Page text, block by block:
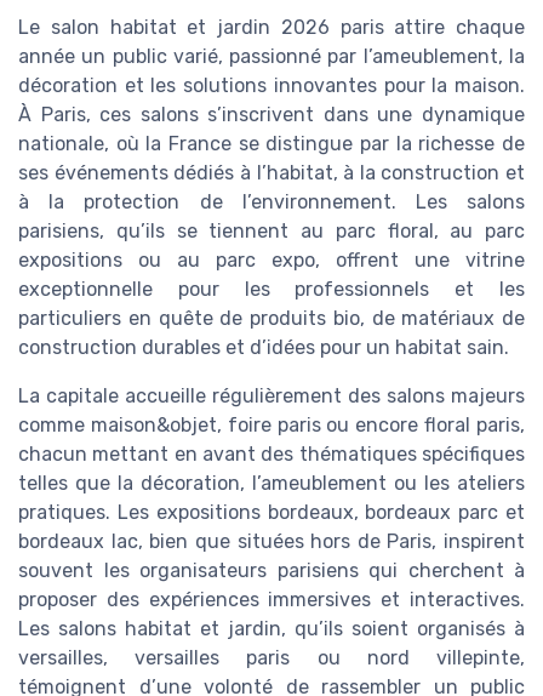
Le salon habitat et jardin 2026 paris attire chaque
année un public varié, passionné par l’ameublement, la
décoration et les solutions innovantes pour la maison.
À Paris, ces salons s’inscrivent dans une dynamique
nationale, où la France se distingue par la richesse de
ses événements dédiés à l’habitat, à la construction et
à la protection de l’environnement. Les salons
parisiens, qu’ils se tiennent au parc floral, au parc
expositions ou au parc expo, offrent une vitrine
exceptionnelle pour les professionnels et les
particuliers en quête de produits bio, de matériaux de
construction durables et d’idées pour un habitat sain.
La capitale accueille régulièrement des salons majeurs
comme maison&objet, foire paris ou encore floral paris,
chacun mettant en avant des thématiques spécifiques
telles que la décoration, l’ameublement ou les ateliers
pratiques. Les expositions bordeaux, bordeaux parc et
bordeaux lac, bien que situées hors de Paris, inspirent
souvent les organisateurs parisiens qui cherchent à
proposer des expériences immersives et interactives.
Les salons habitat et jardin, qu’ils soient organisés à
versailles, versailles paris ou nord villepinte,
témoignent d’une volonté de rassembler un public